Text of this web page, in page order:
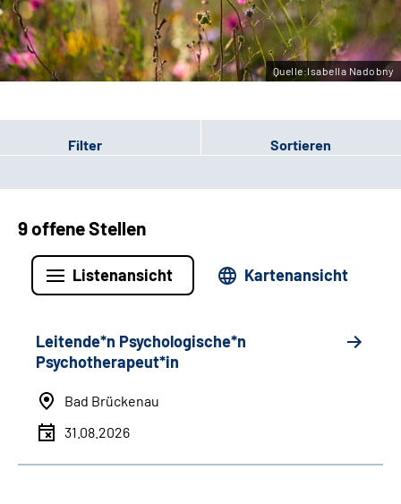
Leichte Sprache
Gebärdensprache
Quelle:Isabella Nadobny
Filter Sortieren
9 offene Stellen
Listenansicht Kartenansicht
Leitende*n Psychologische*n
Psychotherapeut*in
Bad Brückenau
31.08.2026